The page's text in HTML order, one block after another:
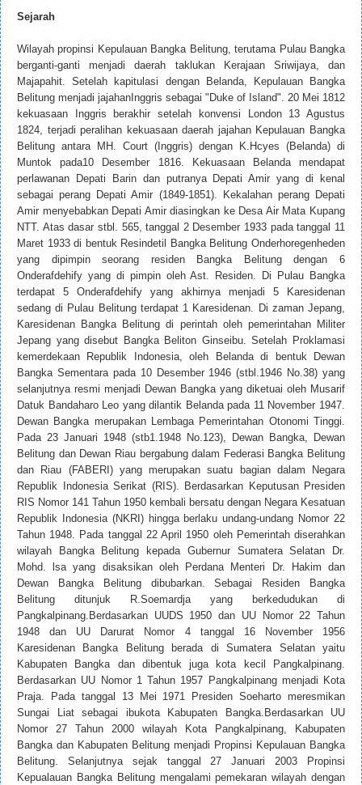
Sejarah
Wilayah propinsi Kepulauan Bangka Belitung, terutama Pulau Bangka
berganti-ganti menjadi daerah taklukan Kerajaan Sriwijaya, dan
Majapahit. Setelah kapitulasi dengan Belanda, Kepulauan Bangka
Belitung menjadi jajahanInggris sebagai "Duke of Island". 20 Mei 1812
kekuasaan Inggris berakhir setelah konvensi London 13 Agustus
1824, terjadi peralihan kekuasaan daerah jajahan Kepulauan Bangka
Belitung antara MH. Court (Inggris) dengan K.Hcyes (Belanda) di
Muntok pada10 Desember 1816. Kekuasaan Belanda mendapat
perlawanan Depati Barin dan putranya Depati Amir yang di kenal
sebagai perang Depati Amir (1849-1851). Kekalahan perang Depati
Amir menyebabkan Depati Amir diasingkan ke Desa Air Mata Kupang
NTT. Atas dasar stbl. 565, tanggal 2 Desember 1933 pada tanggal 11
Maret 1933 di bentuk Resindetil Bangka Belitung Onderhoregenheden
yang dipimpin seorang residen Bangka Belitung dengan 6
Onderafdehify yang di pimpin oleh Ast. Residen. Di Pulau Bangka
terdapat 5 Onderafdehify yang akhirnya menjadi 5 Karesidenan
sedang di Pulau Belitung terdapat 1 Karesidenan. Di zaman Jepang,
Karesidenan Bangka Belitung di perintah oleh pemerintahan Militer
Jepang yang disebut Bangka Beliton Ginseibu. Setelah Proklamasi
kemerdekaan Republik Indonesia, oleh Belanda di bentuk Dewan
Bangka Sementara pada 10 Desember 1946 (stbl.1946 No.38) yang
selanjutnya resmi menjadi Dewan Bangka yang diketuai oleh Musarif
Datuk Bandaharo Leo yang dilantik Belanda pada 11 November 1947.
Dewan Bangka merupakan Lembaga Pemerintahan Otonomi Tinggi.
Pada 23 Januari 1948 (stb1.1948 No.123), Dewan Bangka, Dewan
Belitung dan Dewan Riau bergabung dalam Federasi Bangka Belitung
dan Riau (FABERI) yang merupakan suatu bagian dalam Negara
Republik Indonesia Serikat (RIS). Berdasarkan Keputusan Presiden
RIS Nomor 141 Tahun 1950 kembali bersatu dengan Negara Kesatuan
Republik Indonesia (NKRI) hingga berlaku undang-undang Nomor 22
Tahun 1948. Pada tanggal 22 April 1950 oleh Pemerintah diserahkan
wilayah Bangka Belitung kepada Gubernur Sumatera Selatan Dr.
Mohd. lsa yang disaksikan oleh Perdana Menteri Dr. Hakim dan
Dewan Bangka Belitung dibubarkan. Sebagai Residen Bangka
Belitung ditunjuk R.Soemardja yang berkedudukan di
Pangkalpinang.Berdasarkan UUDS 1950 dan UU Nomor 22 Tahun
1948 dan UU Darurat Nomor 4 tanggal 16 November 1956
Karesidenan Bangka Belitung berada di Sumatera Selatan yaitu
Kabupaten Bangka dan dibentuk juga kota kecil Pangkalpinang.
Berdasarkan UU Nomor 1 Tahun 1957 Pangkalpinang menjadi Kota
Praja. Pada tanggal 13 Mei 1971 Presiden Soeharto meresmikan
Sungai Liat sebagai ibukota Kabupaten Bangka.Berdasarkan UU
Nomor 27 Tahun 2000 wilayah Kota Pangkalpinang, Kabupaten
Bangka dan Kabupaten Belitung menjadi Propinsi Kepulauan Bangka
Belitung. Selanjutnya sejak tanggal 27 Januari 2003 Propinsi
Kepualauan Bangka Belitung mengalami pemekaran wilayah dengan